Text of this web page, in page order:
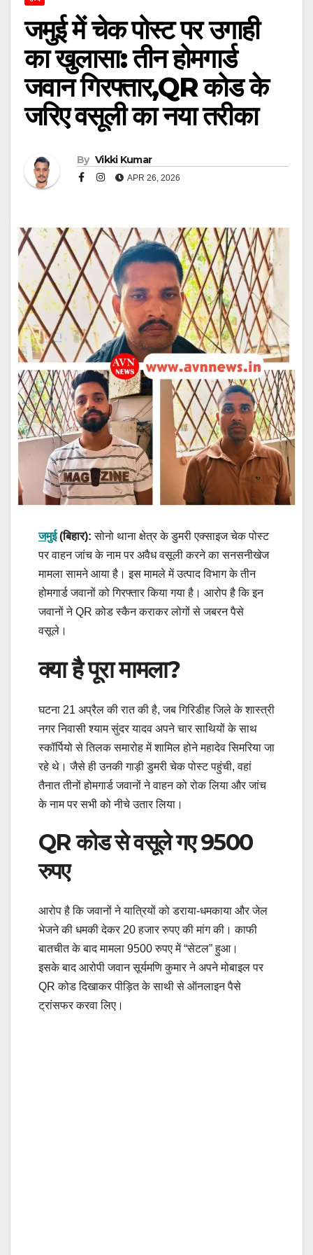
जमुई में चेक पोस्ट पर उगाही
का खुलासा: तीन होमगार्ड
जवान गिरफ्तार,QR कोड के
जरिए वसूली का नया तरीका
By Vikki Kumar
APR 26, 2026
जमुई(बिहार): सोनो थाना क्षेत्र के डुमरी एक्साइज चेक पोस्ट
पर वाहन जांच के नाम पर अवैध वसूली करने का सनसनीखेज
मामला सामने आया है। इस मामले में उत्पाद विभाग के तीन
होमगार्ड जवानों को गिरफ्तार किया गया है। आरोप है कि इन
जवानों ने QR कोड स्कैन कराकर लोगों से जबरन पैसे
वसूले।
क्या है पूरा मामला?
घटना 21 अप्रैल की रात की है, जब गिरिडीह जिले के शास्त्री
नगर निवासी श्याम सुंदर यादव अपने चार साथियों के साथ
स्कॉर्पियो से तिलक समारोह में शामिल होने महादेव सिमरिया जा
रहे थे। जैसे ही उनकी गाड़ी डुमरी चेक पोस्ट पहुंची, वहां
तैनात तीनों होमगार्ड जवानों ने वाहन को रोक लिया और जांच
के नाम पर सभी को नीचे उतार लिया।
QR कोड से वसूले गए 9500
रुपए
आरोप है कि जवानों ने यात्रियों को डराया-धमकाया और जेल
भेजने की धमकी देकर 20 हजार रुपए की मांग की। काफी
बातचीत के बाद मामला 9500 रुपए में “सेटल” हुआ।
इसके बाद आरोपी जवान सूर्यमणि कुमार ने अपने मोबाइल पर
QR कोड दिखाकर पीड़ित के साथी से ऑनलाइन पैसे
ट्रांसफर करवा लिए।